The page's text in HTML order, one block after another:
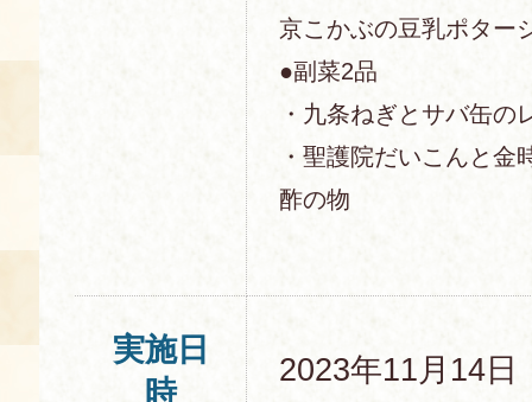
京こかぶの豆乳ポター
●副菜2品
・九条ねぎとサバ缶の
・聖護院だいこんと金
酢の物
実施日
時
2023年11月14日